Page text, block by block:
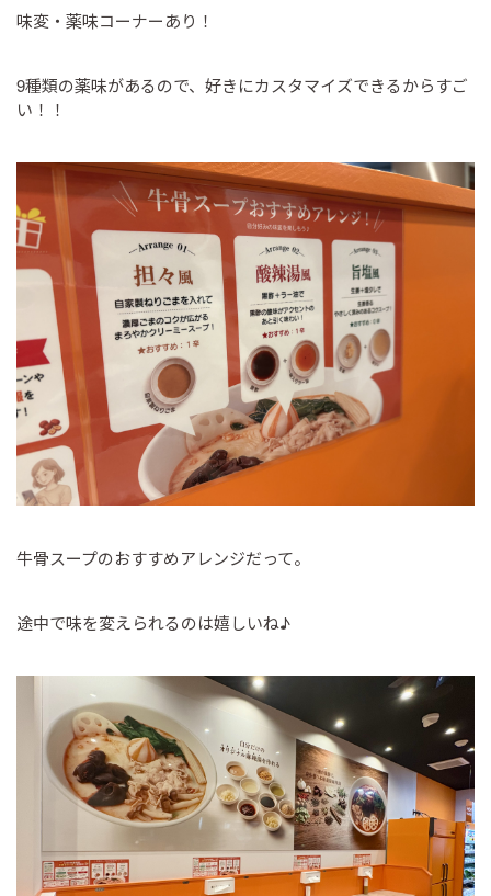
味変・薬味コーナーあり！
9種類の薬味があるので、好きにカスタマイズできるからすご
い！！
牛骨スープのおすすめアレンジだって。
途中で味を変えられるのは嬉しいね♪